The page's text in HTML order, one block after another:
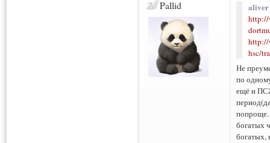
Pallid aliver
http://
http://
hsc/
Не
по
ещё и
попроще.
богатых
богатых,